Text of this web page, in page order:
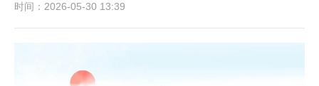
时间：2026-05-30 13:39